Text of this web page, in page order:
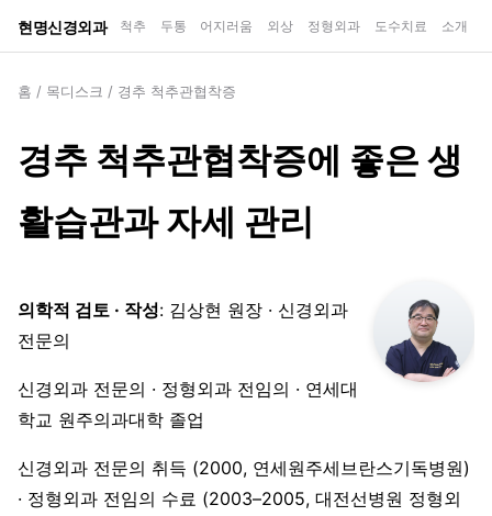
현명신경외과 척추 두통 어지러움 외상 정형외과 도수치료 소개
홈 / 목디스크 / 경추 척추관협착증
경추 척추관협착증에 좋은 생
활습관과 자세 관리
의학적 검토 · 작성: 김상현 원장 · 신경외과
전문의
신경외과 전문의 · 정형외과 전임의 · 연세대
학교 원주의과대학 졸업
신경외과 전문의 취득 (2000, 연세원주세브란스기독병원)
· 정형외과 전임의 수료 (2003–2005, 대전선병원 정형외